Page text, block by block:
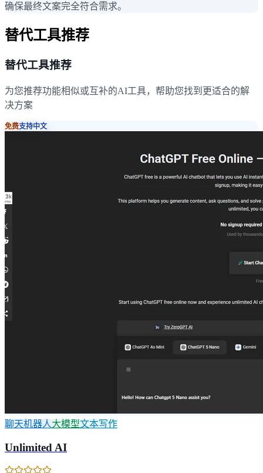
确保最终文案完全符合需求。
替代工具推荐
替代工具推荐
为您推荐功能相似或互补的AI工具，帮助您找到更适合的解
决方案
免费支持中文
聊天机器人大模型文本写作
Unlimited AI